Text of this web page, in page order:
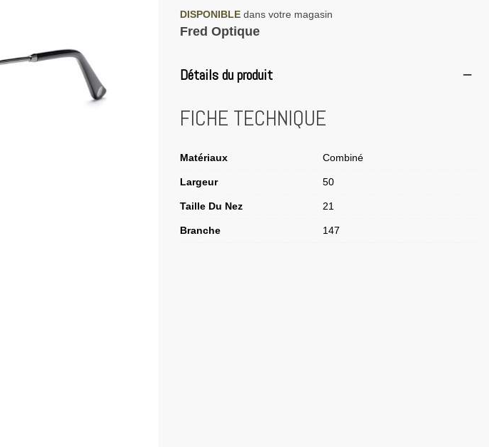
DISPONIBLE dans votre magasin
Fred Optique
Détails du produit
FICHE TECHNIQUE
Matériaux Combiné
Largeur 50
Taille Du Nez 21
Branche 147